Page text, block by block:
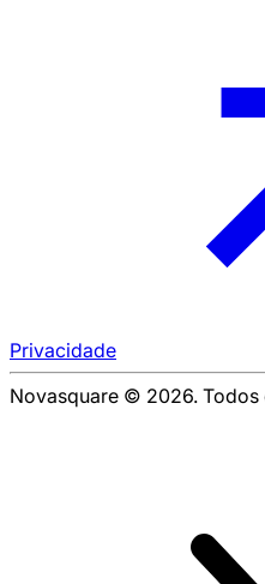
Privacidade
Novasquare © 2026.